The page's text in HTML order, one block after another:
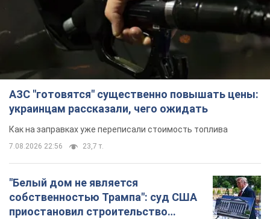
АЗС "готовятся" существенно повышать цены:
украинцам рассказали, чего ожидать
Как на заправках уже переписали стоимость топлива
7.08.2026 22:56 23,7 т.
"Белый дом не является
собственностью Трампа": суд США
приостановил строительство